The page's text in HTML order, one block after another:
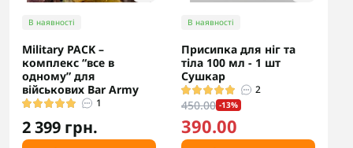
В наявності
Military PACK –
комплекс “все в
одному” для
військових Bar Army
1
2 399 грн.
В наявності
Присипка для ніг та
тіла 100 мл - 1 шт
Сушкар
2
450.00 -13%
390.00